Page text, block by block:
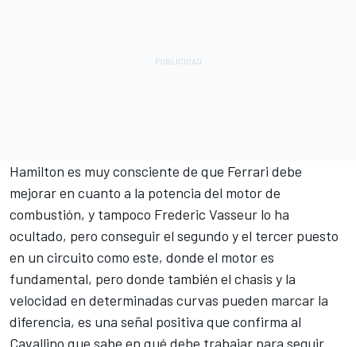
Hamilton es muy consciente de que Ferrari debe
mejorar en cuanto a la potencia del motor de
combustión, y tampoco Frederic Vasseur lo ha
ocultado, pero conseguir el segundo y el tercer puesto
en un circuito como este, donde el motor es
fundamental, pero donde también el chasis y la
velocidad en determinadas curvas pueden marcar la
diferencia, es una señal positiva que confirma al
Cavallino que sabe en qué debe trabajar para seguir